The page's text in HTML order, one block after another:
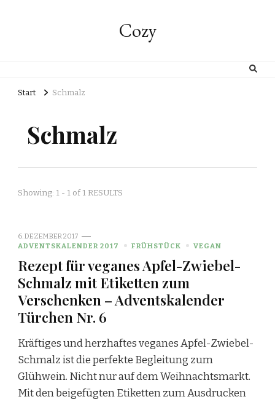
Cozy
Start Schmalz
Schmalz
Showing: 1 - 1 of 1 RESULTS
6. DEZEMBER 2017
ADVENTSKALENDER 2017
FRÜHSTÜCK VEGAN
Rezept für veganes Apfel-Zwiebel-
Schmalz mit Etiketten zum
Verschenken – Adventskalender
Türchen Nr. 6
Kräftiges und herzhaftes veganes Apfel-Zwiebel-
Schmalz ist die perfekte Begleitung zum
Glühwein. Nicht nur auf dem Weihnachtsmarkt.
Mit den beigefügten Etiketten zum Ausdrucken